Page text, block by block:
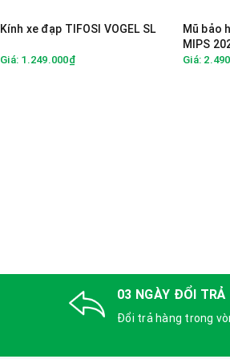
Kính xe đạp TIFOSI VOGEL SL
Giá: 1.249.000₫
Mũ bảo
MIPS
Giá:
03 NGÀY ĐỔI TRẢ
Đổi trả hàng trong